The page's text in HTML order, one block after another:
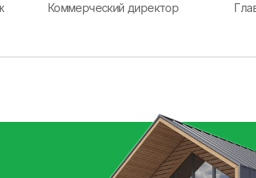
Коммерческий директор